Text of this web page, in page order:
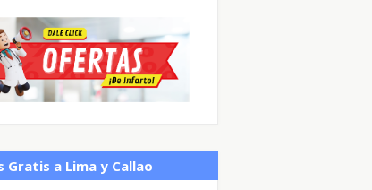
Gratis a Lima y Callao